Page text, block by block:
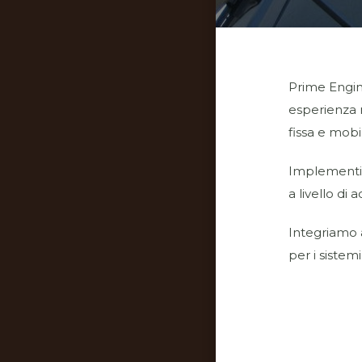
Prime
esperienza
fissa e
a livello di
Integriamo
per i